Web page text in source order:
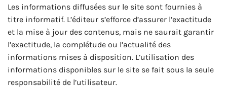
Les informations diffusées sur le site sont fournies à
titre informatif. L’éditeur s’efforce d’assurer l’exactitude
et la mise à jour des contenus, mais ne saurait garantir
l’exactitude, la complétude ou l’actualité des
informations mises à disposition. L’utilisation des
informations disponibles sur le site se fait sous la seule
responsabilité de l’utilisateur.